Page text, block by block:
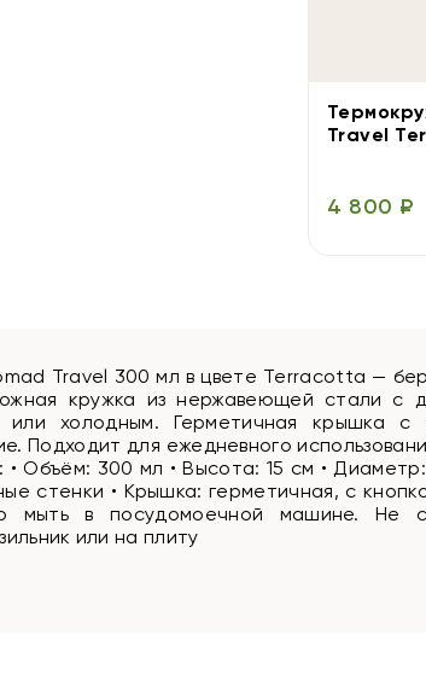
Travel
4 800 ₽
Travel 300 мл в цвете Terracotta —
кружка из нержавеющей стали с
или холодным. Герметичная крышка с
Подходит для ежедневного
• Объём: 300 мл • Высота: 15 см •
стенки • Крышка: герметичная, с
мыть в посудомоечной машине. Не
или на плиту